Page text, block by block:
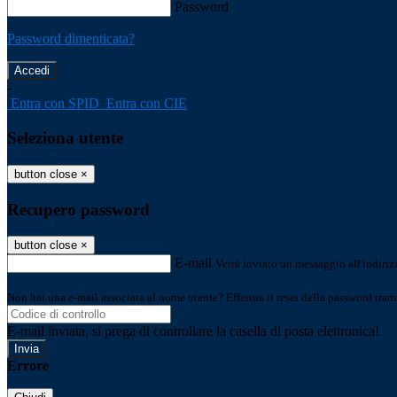
Password
Password dimenticata?
-
Entra con SPID Entra con CIE
Seleziona utente
button close ×
Recupero password
button close ×
E-mail Verrà inviato un messaggio
Non hai una e-mail associata al nome utente? Effettua il reset della password
E-mail inviata, si prega di controllare la casella di posta elettronica!
Errore